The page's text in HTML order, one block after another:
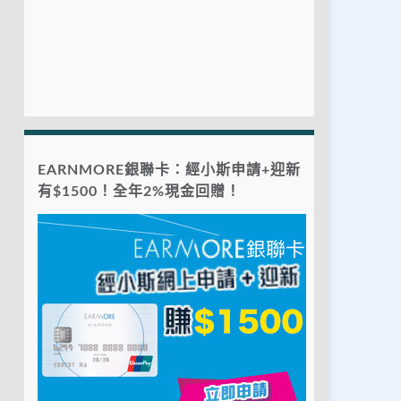
EARNMORE銀聯卡：經小斯申請+迎新
有$1500！全年2%現金回贈！